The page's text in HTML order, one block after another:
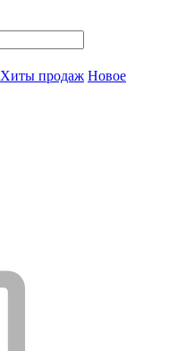
Хиты продаж Новое